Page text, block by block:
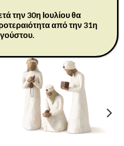
την 30η Ιουλίου θα
από την 31η